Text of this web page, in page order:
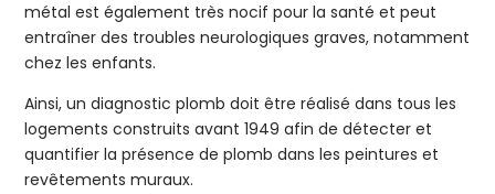
métal est également très nocif pour la santé et peut
entraîner des troubles neurologiques graves, notamment
chez les enfants.
Ainsi, un diagnostic plomb doit être réalisé dans tous les
logements construits avant 1949 afin de détecter et
quantifier la présence de plomb dans les peintures et
revêtements muraux.